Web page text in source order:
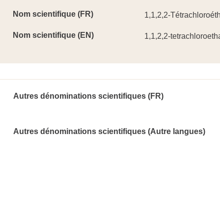
Nom scientifique (FR) 1,1,2,2-
Nom scientifique (EN) 1,1,2,2-
Autres dénominations scientifiques (FR)
Autres dénominations scientifiques (Autre langues)